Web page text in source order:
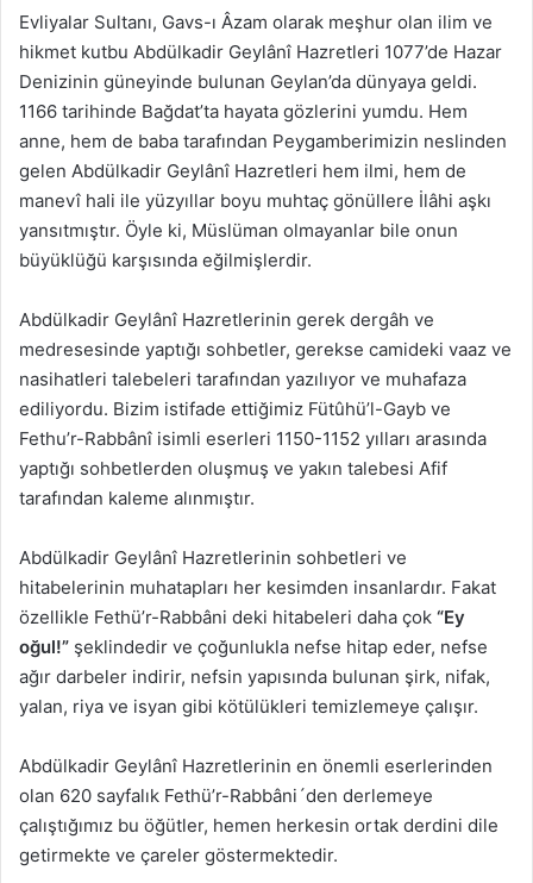
Evliyalar Sultanı, Gavs-ı Âzam olarak meşhur olan ilim ve
hikmet kutbu Abdülkadir Geylânî Hazretleri 1077’de Hazar
Denizinin güneyinde bulunan Geylan’da dünyaya geldi.
1166 tarihinde Bağdat’ta hayata gözlerini yumdu. Hem
anne, hem de baba tarafından Peygamberimizin neslinden
gelen Abdülkadir Geylânî Hazretleri hem ilmi, hem de
manevî hali ile yüzyıllar boyu muhtaç gönüllere İlâhi aşkı
yansıtmıştır. Öyle ki, Müslüman olmayanlar bile onun
büyüklüğü karşısında eğilmişlerdir.
Abdülkadir Geylânî Hazretlerinin gerek dergâh ve
medresesinde yaptığı sohbetler, gerekse camideki vaaz ve
nasihatleri talebeleri tarafından yazılıyor ve muhafaza
ediliyordu. Bizim istifade ettiğimiz Fütûhü’l-Gayb ve
Fethu’r-Rabbânî isimli eserleri 1150-1152 yılları arasında
yaptığı sohbetlerden oluşmuş ve yakın talebesi Afif
tarafından kaleme alınmıştır.
Abdülkadir Geylânî Hazretlerinin sohbetleri ve
hitabelerinin muhatapları her kesimden insanlardır. Fakat
özellikle Fethü’r-Rabbâni deki hitabeleri daha çok “Ey
oğul!” şeklindedir ve çoğunlukla nefse hitap eder, nefse
ağır darbeler indirir, nefsin yapısında bulunan şirk, nifak,
yalan, riya ve isyan gibi kötülükleri temizlemeye çalışır.
Abdülkadir Geylânî Hazretlerinin en önemli eserlerinden
olan 620 sayfalık Fethü’r-Rabbâni´den derlemeye
çalıştığımız bu öğütler, hemen herkesin ortak derdini dile
getirmekte ve çareler göstermektedir.